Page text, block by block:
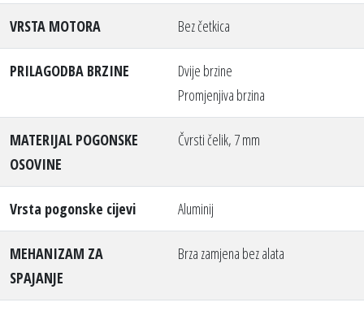
VRSTA MOTORA
Bez četkica
PRILAGODBA BRZINE
Dvije brzine
Promjenjiva brzina
MATERIJAL POGONSKE
OSOVINE
Čvrsti čelik, 7 mm
Vrsta pogonske cijevi Aluminij
MEHANIZAM ZA
SPAJANJE
Brza zamjena bez alata